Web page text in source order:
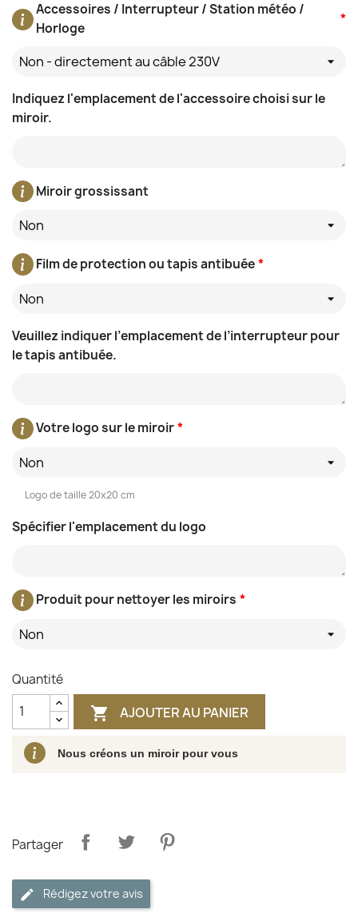
*
Accessoires / Interrupteur / Station météo /
Horloge
Non - directement au câble 230V
Indiquez l'emplacement de l'accessoire choisi sur le
miroir.
Miroir grossissant
Non
*
Film de protection ou tapis antibuée
Non
Veuillez indiquer l’emplacement de l’interrupteur pour
le tapis antibuée.
*
Votre logo sur le miroir
Non
Logo de taille 20x20 cm
Spécifier l'emplacement du logo
*
Produit pour nettoyer les miroirs
Non
Quantité
 AJOUTER AU PANIER
Nous créons un miroir pour vous
Partager
Rédigez votre avis